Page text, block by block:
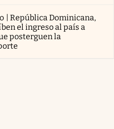
| República Dominicana,
el ingreso al país a
posterguen la